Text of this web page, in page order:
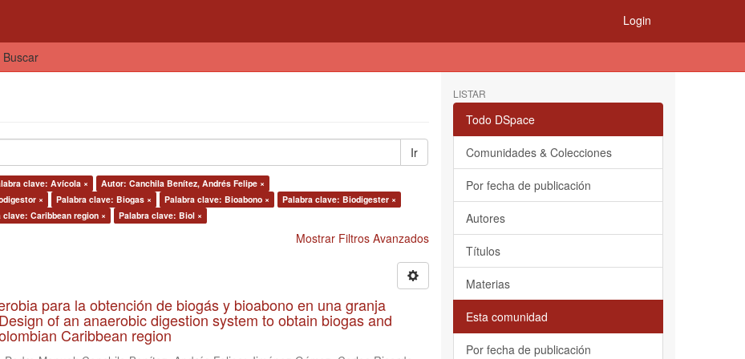
Login
Buscar
Ir
clave: Avícola ×
Autor: Canchila Benítez, Andrés Felipe ×
× Palabra clave: Biogas × Palabra clave: Bioabono ×
Palabra clave: Biodigester ×
clave: Caribbean region × Palabra clave: Biol ×
Mostrar Filtros Avanzados
para la obtención de biogás y bioabono en una granja
of an anaerobic digestion system to obtain biogas and
Caribbean region
LISTAR
Todo DSpace
Comunidades & Colecciones
Por fecha de publicación
Autores
Títulos
Materias
Esta comunidad
Por fecha de publicación